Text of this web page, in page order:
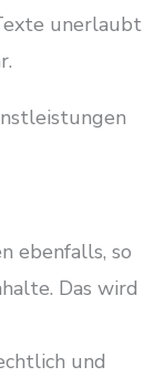
unerlaubt
ebenfalls, so
Das wird
und